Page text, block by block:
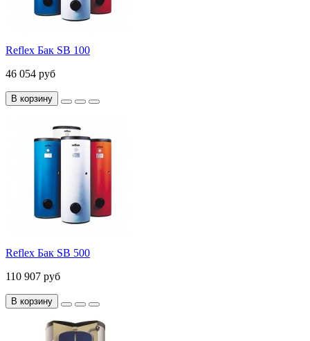
Reflex Бак SB 100
46 054 руб
В корзину
Reflex Бак SB 500
110 907 руб
В корзину